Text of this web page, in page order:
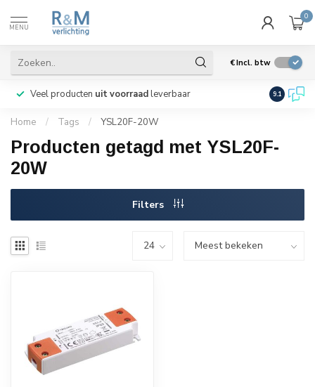
MENU
0
€Incl. btw
Veel producten uit voorraadleverbaar Wij
9.1
Home / Tags / YSL20F-20W
Producten getagd met YSL20F-
20W
Filters